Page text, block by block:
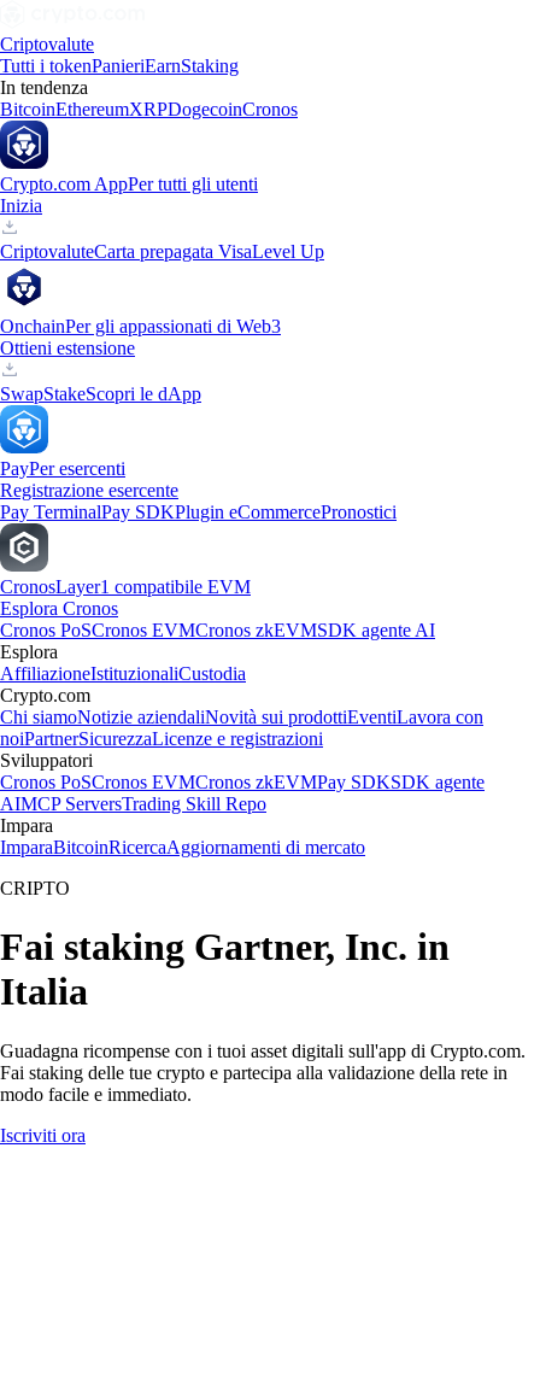
Criptovalute
Tutti i tokenPanieriEarnStaking
In tendenza
BitcoinEthereumXRPDogecoinCronos
Crypto.com AppPer tutti gli utenti
Inizia
CriptovaluteCarta prepagata VisaLevel Up
OnchainPer gli appassionati di Web3
Ottieni estensione
SwapStakeScopri le dApp
PayPer esercenti
Registrazione esercente
Pay TerminalPay SDKPlugin eCommercePronostici
CronosLayer1 compatibile EVM
Esplora Cronos
Cronos PoSCronos EVMCronos zkEVMSDK agente AI
Esplora
AffiliazioneIstituzionaliCustodia
Crypto.com
Chi siamoNotizie aziendaliNovità sui prodottiEventiLavora con
noiPartnerSicurezzaLicenze e registrazioni
Sviluppatori
Cronos PoSCronos EVMCronos zkEVMPay SDKSDK agente
AIMCP ServersTrading Skill Repo
Impara
ImparaBitcoinRicercaAggiornamenti di mercato
CRIPTO
Fai staking Gartner, Inc. in
Italia
Guadagna ricompense con i tuoi asset digitali sull'app di Crypto.com.
Fai staking delle tue crypto e partecipa alla validazione della rete in
modo facile e immediato.
Iscriviti ora